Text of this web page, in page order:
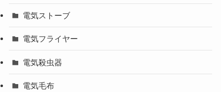
電気ストーブ
電気フライヤー
電気殺虫器
電気毛布